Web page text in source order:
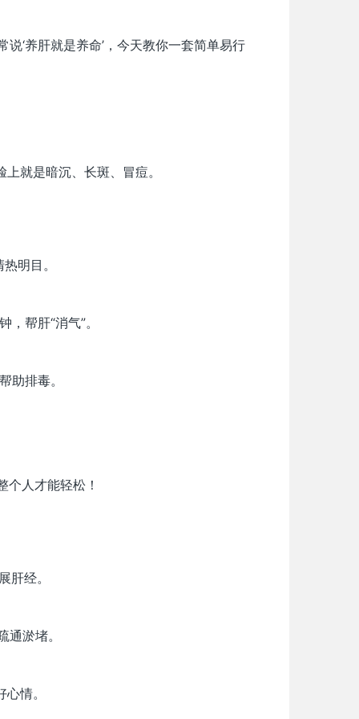
‘养肝就是养命’，今天教你一套简单易行
就是暗沉、长斑、冒痘。
明目。
帮肝“消气”。
助排毒。
人才能轻松！
肝经。
淤堵。
情。